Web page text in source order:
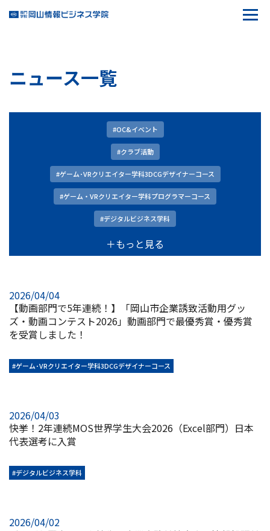
ニュース一覧
#OC&イベント
#クラブ活動
#ゲーム･VRクリエイター学科3DCGデザイナーコース
#ゲーム・VRクリエイター学科プログラマーコース
#デジタルビジネス学科
＋もっと見る
2026/04/04
【動画部門で5年連続！】「岡山市企業誘致活動用グッ
ズ・動画コンテスト2026」動画部門で最優秀賞・優秀賞
を受賞しました！
#ゲーム･VRクリエイター学科3DCGデザイナーコース
2026/04/03
快挙！2年連続MOS世界学生大会2026（Excel部門）日本
代表選考に入賞
#デジタルビジネス学科
2026/04/02